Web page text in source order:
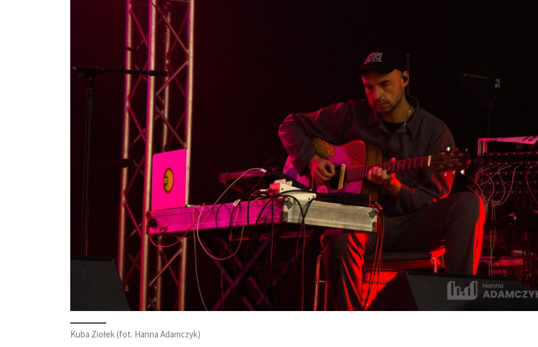
Kuba Ziołek (fot. Hanna Adamczyk)